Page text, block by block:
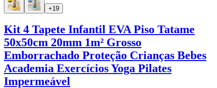
+19
Kit 4 Tapete Infantil EVA Piso Tatame
50x50cm 20mm 1m² Grosso
Emborrachado Proteção Crianças Bebes
Academia Exercícios Yoga Pilates
Impermeável